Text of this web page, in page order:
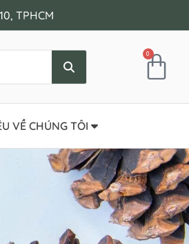
TPHCM
0
VỀ CHÚNG TÔI